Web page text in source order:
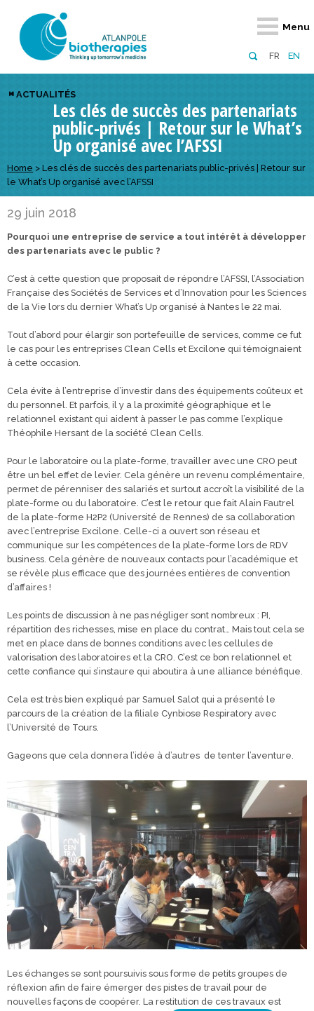
FR EN
Menu
Retour
À propos
Présentation du pôle
Domaines d’excellence
Retour
Numérique
Comité scientifique
Financeurs
Retour
Notre réseau
Membres du pôle
Partenaires
Réseau européen
Retour
Actus, événements, AAP
Actualités
Événements
Appels à projets
Retour
régionaux
nationaux
européens
Retour
Notre offre
Diversifiez votre réseau
Visez l’international
Développez vos projets d’innovation
Retour
Nous rejoindre
En tant qu’adhérent
En tant que partenaire
Retour
Emploi
Offres d’emploi
Candidatures
ACTUALITÉS
Les clés de succès des partenariats
public-privés | Retour sur le What’s
Up organisé avec l’AFSSI
Home > Les clés de succès des partenariats public-privés | Retour sur
le What’s Up organisé avec l’AFSSI
29 juin 2018
Pourquoi une entreprise de service a tout intérêt à développer
des partenariats avec le public ?
C’est à cette question que proposait de répondre l’AFSSI, l’Association
Française des Sociétés de Services et d’Innovation pour les Sciences
de la Vie lors du dernier What’s Up organisé à Nantes le 22 mai.
Tout d’abord pour élargir son portefeuille de services, comme ce fut
le cas pour les entreprises Clean Cells et Excilone qui témoignaient
à cette occasion.
Cela évite à l’entreprise d’investir dans des équipements coûteux et
du personnel. Et parfois, il y a la proximité géographique et le
relationnel existant qui aident à passer le pas comme l’explique
Théophile Hersant de la société Clean Cells.
Pour le laboratoire ou la plate-forme, travailler avec une CRO peut
être un bel effet de levier. Cela génère un revenu complémentaire,
permet de pérenniser des salariés et surtout accroît la visibilité de la
plate-forme ou du laboratoire. C’est le retour que fait Alain Fautrel
de la plate-forme H2P2 (Université de Rennes) de sa collaboration
avec l’entreprise Excilone. Celle-ci a ouvert son réseau et
communique sur les compétences de la plate-forme lors de RDV
business. Cela génère de nouveaux contacts pour l’académique et
se révèle plus efficace que des journées entières de convention
d’affaires !
Les points de discussion à ne pas négliger sont nombreux : PI,
répartition des richesses, mise en place du contrat… Mais tout cela se
met en place dans de bonnes conditions avec les cellules de
valorisation des laboratoires et la CRO. C’est ce bon relationnel et
cette confiance qui s’instaure qui aboutira à une alliance bénéfique.
Cela est très bien expliqué par Samuel Salot qui a présenté le
parcours de la création de la filiale Cynbiose Respiratory avec
l’Université de Tours.
Gageons que cela donnera l’idée à d’autres de tenter l’aventure.
Les échanges se sont poursuivis sous forme de petits groupes de
réflexion afin de faire émerger des pistes de travail pour de
nouvelles façons de coopérer. La restitution de ces travaux est